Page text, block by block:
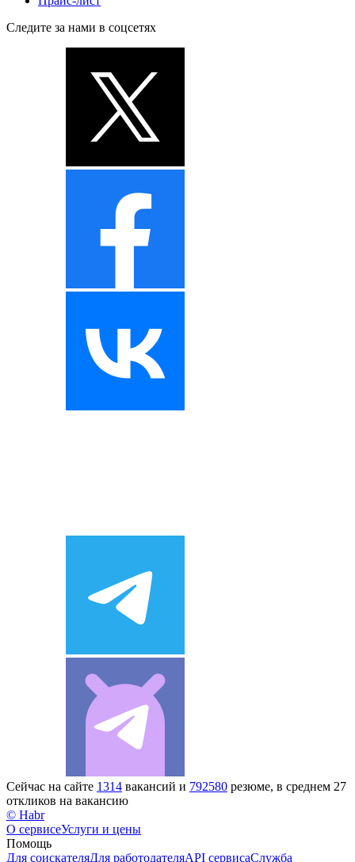
Следите за нами в соцсетях
Сейчас на сайте 1314 вакансий и 792580 резюме, в среднем 27
откликов на вакансию
© Habr
О сервисеУслуги и цены
Помощь
Для соискателяДля работодателяAPI сервисаСлужба